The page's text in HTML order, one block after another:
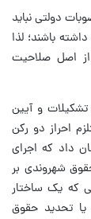
و مصوبات دولتی نباید
باشند؛ لذا
اصل صلاحیت
بر آن مطابق ماده ۳۶ قانون تشکیلات و آیین
احراز دو رکن
داد که اجرای
شهروندی بر
که یک ساختار
یا تحدید حقوق